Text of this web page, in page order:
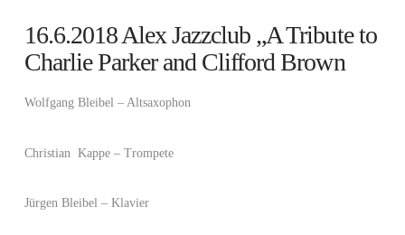
16.6.2018 Alex Jazzclub „A Tribute to
Charlie Parker and Clifford Brown
Wolfgang Bleibel – Altsaxophon
Christian Kappe – Trompete
Jürgen Bleibel – Klavier